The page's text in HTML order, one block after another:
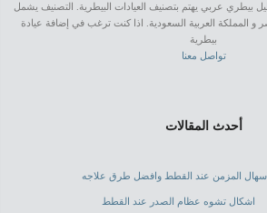
بيطري عربي يهتم بتصنيف العيادات البيطرية. التصنيف يشمل
و المملكة العربية السعودية. اذا كنت ترغب في إضافة عيادة
بيطرية
تواصل معنا
أحدث المقالات
المزمن عند القطط وافضل طرق علاجه
اشكال تشوه عظام الصدر عند القطط